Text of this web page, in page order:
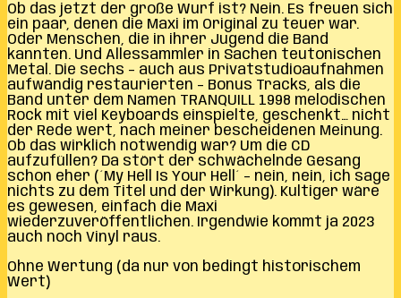
Ob das jetzt der große Wurf ist? Nein. Es freuen sich
ein paar, denen die Maxi im Original zu teuer war.
Oder Menschen, die in ihrer Jugend die Band
kannten. Und Allessammler in Sachen teutonischen
Metal. Die sechs – auch aus Privatstudioaufnahmen
aufwändig restaurierten – Bonus Tracks, als die
Band unter dem Namen TRANQUILL 1998 melodischen
Rock mit viel Keyboards einspielte, geschenkt… nicht
der Rede wert, nach meiner bescheidenen Meinung.
Ob das wirklich notwendig war? Um die CD
aufzufüllen? Da stört der schwächelnde Gesang
schon eher (´My Hell Is Your Hell´ – nein, nein, ich sage
nichts zu dem Titel und der Wirkung). Kultiger wäre
es gewesen, einfach die Maxi
wiederzuveröffentlichen. Irgendwie kommt ja 2023
auch noch Vinyl raus.
Ohne Wertung (da nur von bedingt historischem
Wert)